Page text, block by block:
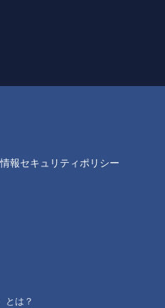
情報セキュリティポリシー
とは？